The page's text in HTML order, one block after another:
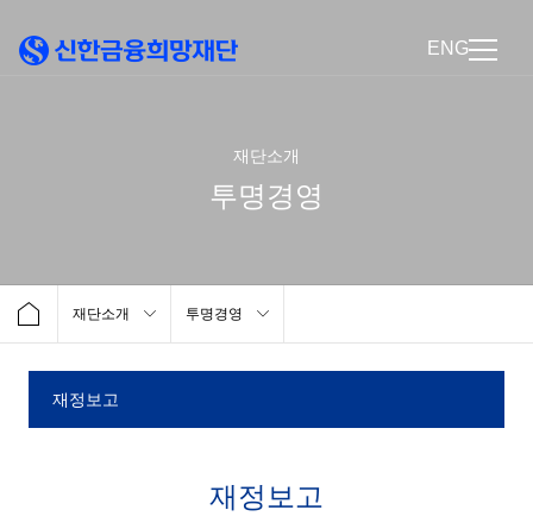
ENG
재단소개
투명경영
재단소개 투명경영
재정보고
재정보고